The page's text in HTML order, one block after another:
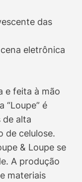
das
eletrônica
e feita à mão
“Loupe” é
de alta
de celulose.
& Loupe se
A produção
materiais